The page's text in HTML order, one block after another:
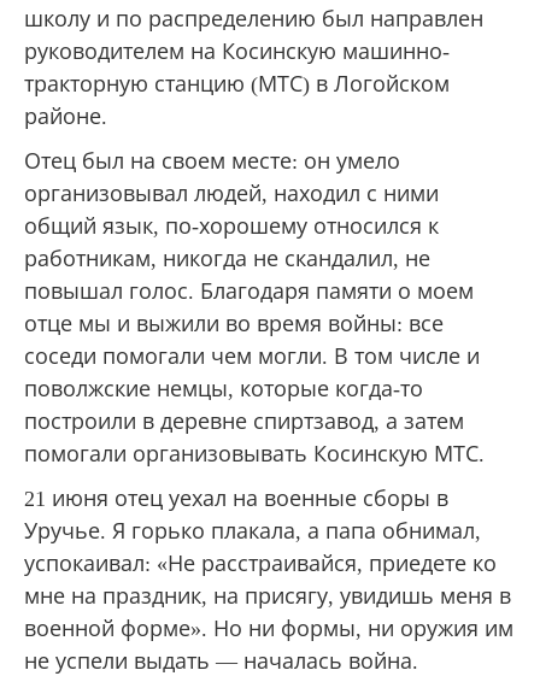
школу и по распределению был направлен
руководителем на Косинскую машинно-
тракторную станцию (МТС) в Логойском
районе.
Отец был на своем месте: он умело
организовывал людей, находил с ними
общий язык, по-хорошему относился к
работникам, никогда не скандалил, не
повышал голос. Благодаря памяти о моем
отце мы и выжили во время войны: все
соседи помогали чем могли. В том числе и
поволжские немцы, которые когда-то
построили в деревне спиртзавод, а затем
помогали организовывать Косинскую МТС.
21 июня отец уехал на военные сборы в
Уручье. Я горько плакала, а папа обнимал,
успокаивал: «Не расстраивайся, приедете ко
мне на праздник, на присягу, увидишь меня в
военной форме». Но ни формы, ни оружия им
не успели выдать — началась война.